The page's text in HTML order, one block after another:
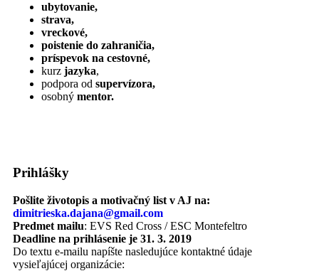
ubytovanie,
strava,
vreckové,
poistenie do zahraničia,
príspevok na cestovné,
kurz jazyka,
podpora od supervízora,
osobný mentor.
Prihlášky
Pošlite životopis a motivačný list v AJ na:
dimitrieska.dajana@gmail.com
Predmet mailu: EVS Red Cross / ESC Montefeltro
Deadline na prihlásenie je 31. 3. 2019
Do textu e-mailu napíšte nasledujúce kontaktné údaje
vysieľajúcej organizácie: